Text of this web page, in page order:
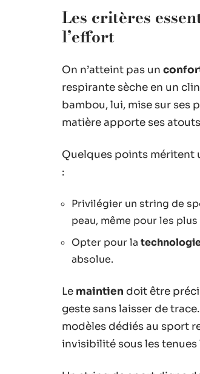
Les critères
l’effort
On n’atteint pas un
respirante sèche en un
bambou, lui, mise sur ses
matière apporte ses
Quelques points méritent
:
Privilégier un string de
peau, même pour les
Opter pour la
absolue.
Le maintien doit être
geste sans laisser de
modèles dédiés au sport
invisibilité sous les tenues